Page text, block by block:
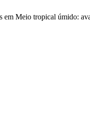
em Meio tropical úmido: